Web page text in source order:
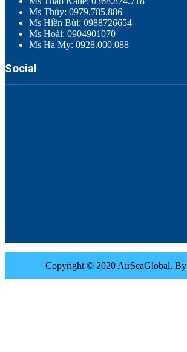
Ms Thúy: 0979.785.886
Ms Hiền Bùi: 0988726654
Ms Hoài: 0904901070
Ms Hà My: 0928.000.088
Social
Copyright © 2020 AirSeaGlobal. By